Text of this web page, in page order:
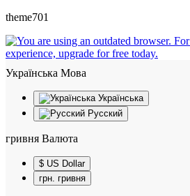
theme701
Українська Мова
Українська
Русский
гривня Валюта
$ US Dollar
грн. гривня